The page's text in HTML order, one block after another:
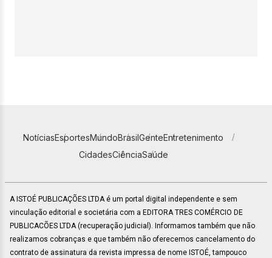
NotíciasEsportesMundoBrasilGenteEntretenimento
CidadesCiênciaSaúde
A ISTOÉ PUBLICAÇÕES LTDA é um portal digital independente e sem
vinculação editorial e societária com a EDITORA TRES COMÉRCIO DE
PUBLICACÕES LTDA (recuperação judicial). Informamos também que não
realizamos cobranças e que também não oferecemos cancelamento do
contrato de assinatura da revista impressa de nome ISTOÉ, tampouco